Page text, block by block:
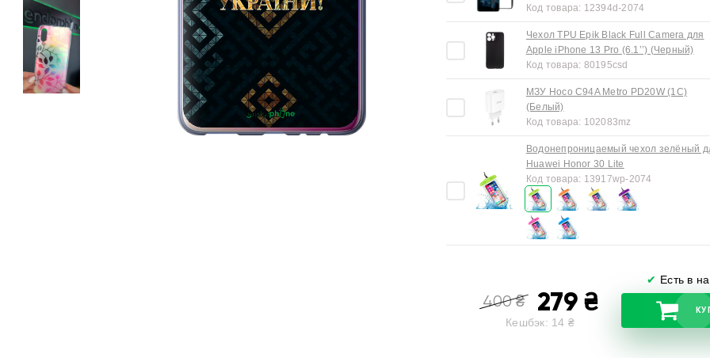
Код товара: 12394d-2074
Чехол TPU Epik Black Full Camera для
Apple iPhone 13 Pro (6.1’’) (Черный)
Код товара: 80195csd
МЗУ Hoco C94A Metro PD20W (1C)
(Белый)
Код товара: 102083mz
Водонепроницаемый чехол зелёный
Huawei Honor 30 Lite
Код товара: 13917wp-2074
400₴ 279 ₴
Кешбэк: 14 ₴
✔ Есть в